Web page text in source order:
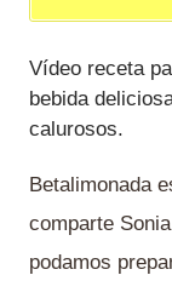
Vídeo receta
bebida
calurosos.
Betalimonada
comparte
podamos